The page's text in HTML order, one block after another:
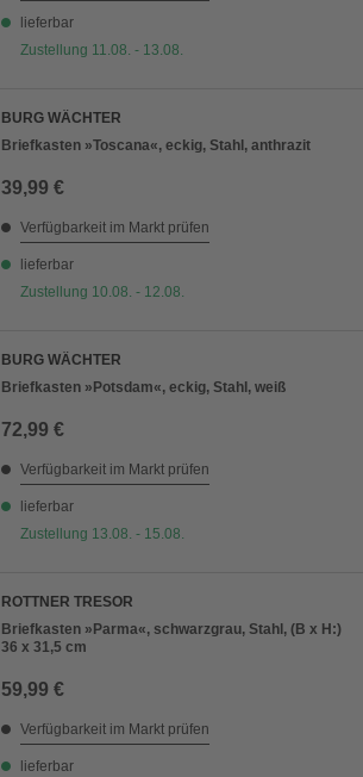
lieferbar
Zustellung 11.08. - 13.08.
BURG WÄCHTER
Briefkasten »Toscana«, eckig, Stahl, anthrazit
39,99 €
Verfügbarkeit im Markt prüfen
lieferbar
Zustellung 10.08. - 12.08.
BURG WÄCHTER
Briefkasten »Potsdam«, eckig, Stahl, weiß
72,99 €
Verfügbarkeit im Markt prüfen
lieferbar
Zustellung 13.08. - 15.08.
ROTTNER TRESOR
Briefkasten »Parma«, schwarzgrau, Stahl, (B x H:)
36 x 31,5 cm
59,99 €
Verfügbarkeit im Markt prüfen
lieferbar